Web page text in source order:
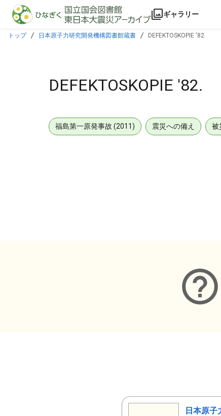
本文に飛ぶ
ギャラリー
トップ 日本原子力研究開発機構図書館蔵書 DEFEKTOSKOPIE '82.
DEFEKTOSKOPIE '82.
福島第一原発事故 (2011) 震災への備え 被
日本原子